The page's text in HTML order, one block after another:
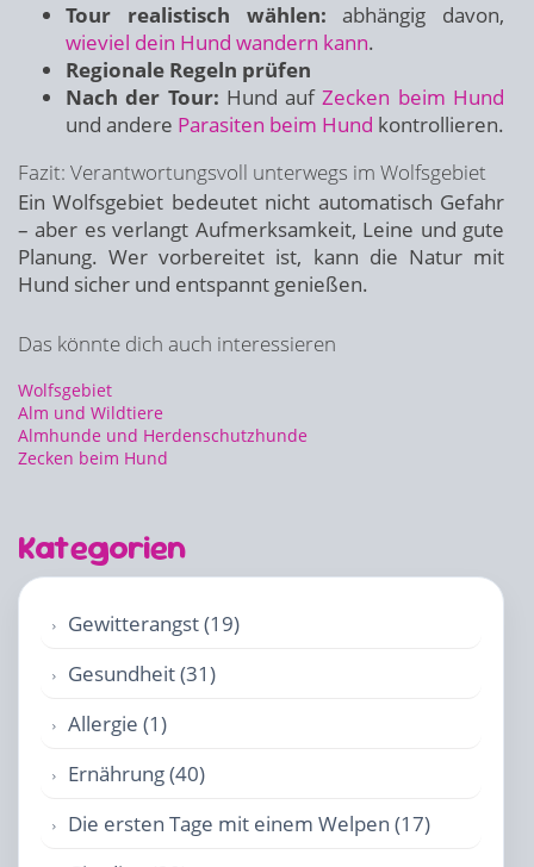
Tour realistisch wählen: abhängig davon,
wieviel dein Hund wandern kann.
Regionale Regeln prüfen
Nach der Tour: Hund aufZecken beim Hund
und andere Parasiten beim Hund kontrollieren.
Fazit: Verantwortungsvoll unterwegs im Wolfsgebiet
Ein Wolfsgebiet bedeutet nicht automatisch Gefahr
– aber es verlangt Aufmerksamkeit, Leine und gute
Planung. Wer vorbereitet ist, kann die Natur mit
Hund sicher und entspannt genießen.
Das könnte dich auch interessieren
Wolfsgebiet
Alm und Wildtiere
Almhunde und Herdenschutzhunde
Zecken beim Hund
Kategorien
Gewitterangst (19)
Gesundheit (31)
Allergie (1)
Ernährung (40)
Die ersten Tage mit einem Welpen (17)